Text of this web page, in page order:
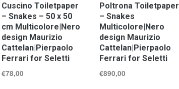
Cuscino Toiletpaper
– Snakes – 50 x 50
cm Multicolore|Nero
design Maurizio
Cattelan|Pierpaolo
Ferrari for Seletti
€78,00
Poltrona Toiletpaper
– Snakes
Multicolore|Nero
design Maurizio
Cattelan|Pierpaolo
Ferrari for Seletti
€890,00